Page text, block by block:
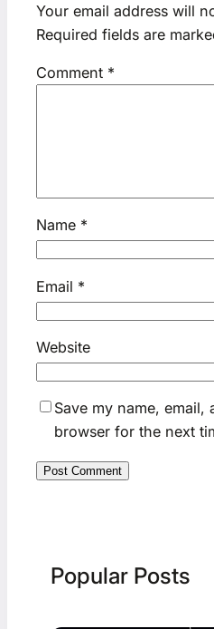
Your email address will
Required fields are
Comment *
Name *
Email *
Website
Save my name, email,
browser for the next
Popular Posts